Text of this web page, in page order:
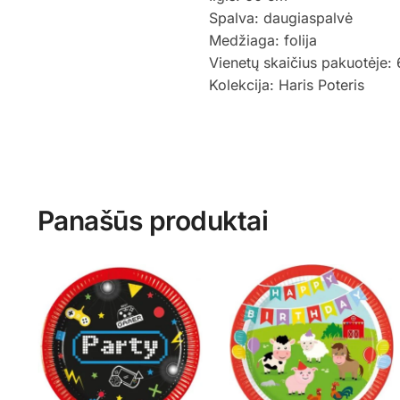
Spalva: daugiaspalvė
Medžiaga: folija
Vienetų skaičius pakuotėje:
Kolekcija: Haris Poteris
Panašūs produktai